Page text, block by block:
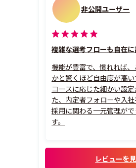
非公開ユーザー
複雑な選考フローも自在
機能が豊富で、慣れれば
かと驚くほど自由度が高
コースに応じた細かい設
た、内定者フォローや入社
採用に関わる一元管理が
す。
レビューを